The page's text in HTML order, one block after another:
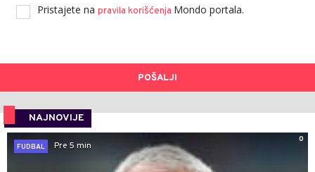
Pristajete na pravila korišćenja Mondo portala.
POŠALJI
NAJNOVIJE
0
FUDBAL
Pre 5 min